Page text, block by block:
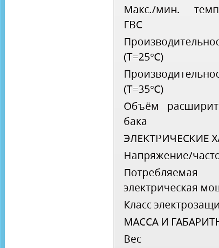
Макс./мин.
ГВС
(Т=25°С)
(Т=35°С)
Объём
бака
ЭЛЕКТРИЧЕСКИЕ
Напряжение/
Потребляемая
электрическая
Класс
МАССА И
Вес